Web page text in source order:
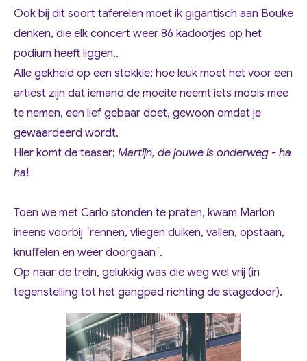
Ook bij dit soort taferelen moet ik gigantisch aan Bouke
denken, die elk concert weer 86 kadootjes op het
podium heeft liggen..
Alle gekheid op een stokkie; hoe leuk moet het voor een
artiest zijn dat iemand de moeite neemt iets moois mee
te nemen, een lief gebaar doet, gewoon omdat je
gewaardeerd wordt.
Hier komt de teaser; Martijn, de jouwe is onderweg - ha
ha!
Toen we met Carlo stonden te praten, kwam Marlon
ineens voorbij ´rennen, vliegen duiken, vallen, opstaan,
knuffelen en weer doorgaan´.
Op naar de trein, gelukkig was die weg wel vrij (in
tegenstelling tot het gangpad richting de stagedoor).